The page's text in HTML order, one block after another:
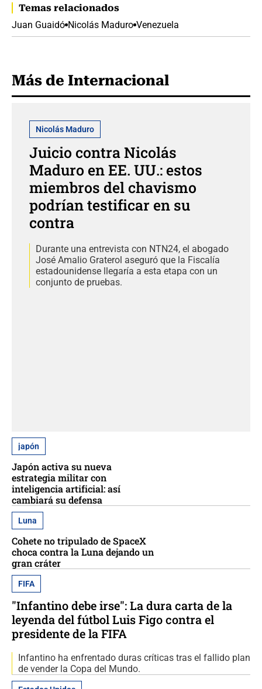
Temas relacionados
Juan Guaidó Nicolás Maduro Venezuela
Más de Internacional
Nicolás Maduro
Juicio contra Nicolás
Maduro en EE. UU.: estos
miembros del chavismo
podrían testificar en su
contra
Durante una entrevista con NTN24, el abogado
José Amalio Graterol aseguró que la Fiscalía
estadounidense llegaría a esta etapa con un
conjunto de pruebas.
japón
Japón activa su nueva
estrategia militar con
inteligencia artificial: así
cambiará su defensa
Luna
Cohete no tripulado de SpaceX
choca contra la Luna dejando un
gran cráter
FIFA
"Infantino debe irse": La dura carta de la
leyenda del fútbol Luis Figo contra el
presidente de la FIFA
Infantino ha enfrentado duras críticas tras el fallido plan
de vender la Copa del Mundo.